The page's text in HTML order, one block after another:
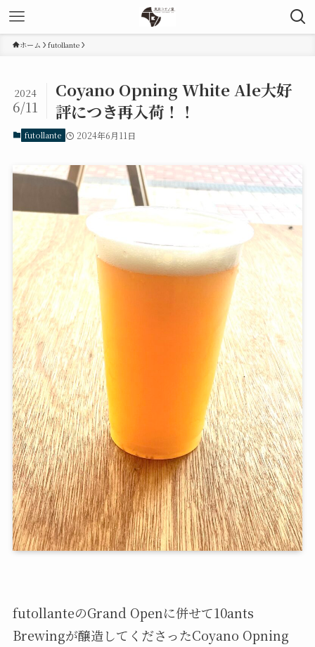
ホーム futollante
Coyano Opning White Ale大好
評につき再入荷！！
2024
6/11
futollante 2024年6月11日
futollanteのGrand Openに併せて10ants
Brewingが醸造してくださったCoyano Opning